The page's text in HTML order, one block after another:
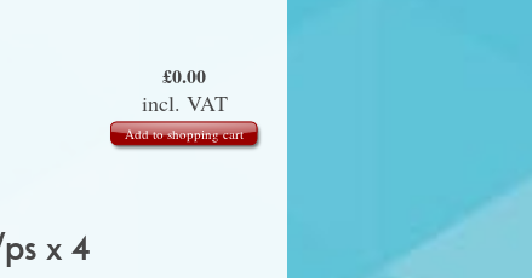
£0.00
incl. VAT
Add to shopping cart
x 4